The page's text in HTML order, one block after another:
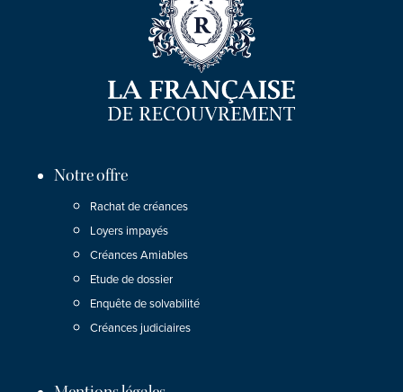
Notre offre
Rachat de créances
Loyers impayés
Créances Amiables
Etude de dossier
Enquête de solvabilité
Créances judiciaires